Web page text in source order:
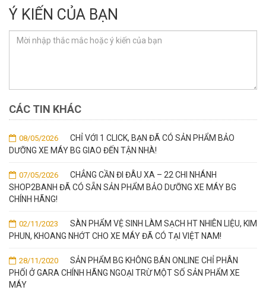
Ý KIẾN CỦA BẠN
CÁC TIN KHÁC
08/05/2026
CHỈ VỚI 1 CLICK, BẠN ĐÃ CÓ SẢN PHẨM BẢO
DƯỠNG XE MÁY BG GIAO ĐẾN TẬN NHÀ!
07/05/2026
CHẲNG CẦN ĐI ĐÂU XA – 22 CHI NHÁNH
SHOP2BANH ĐÃ CÓ SẴN SẢN PHẨM BẢO DƯỠNG XE MÁY BG
CHÍNH HÃNG!
02/11/2023
SÀN PHẨM VỆ SINH LÀM SẠCH HT NHIÊN LIỆU, KIM
PHUN, KHOANG NHỚT CHO XE MÁY ĐÃ CÓ TẠI VIỆT NAM!
28/11/2020
SẢN PHẨM BG KHÔNG BÁN ONLINE CHỈ PHÂN
PHỐI Ở GARA CHÍNH HÃNG NGOẠI TRỪ MỘT SỐ SẢN PHẨM XE
MÁY